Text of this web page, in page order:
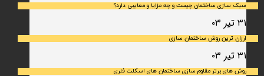
سبک سازی ساختمان چیست و چه مزایا و معایبی دارد؟
۳۱ تیر ۰۳
ارزان ترین روش ساختمان سازی
۳۱ تیر ۰۳
روش های برتر مقاوم سازی ساختمان های اسکلت فلری